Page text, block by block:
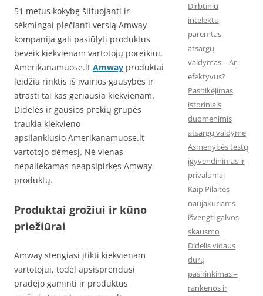
51 metus kokybę šlifuojanti ir
sėkmingai plečianti verslą Amway
kompanija gali pasiūlyti produktus
beveik kiekvienam vartotojų poreikiui.
Amerikanamuose.lt Amway produktai
leidžia rinktis iš įvairios gausybės ir
atrasti tai kas geriausia kiekvienam.
Didelės ir gausios prekių grupės
traukia kiekvieno
apsilankiusio Amerikanamuose.lt
vartotojo dėmesį. Nė vienas
nepaliekamas neapsipirkęs Amway
produktų.
Produktai grožiui ir kūno
priežiūrai
Amway stengiasi įtikti kiekvienam
vartotojui, todėl apsisprendusi
pradėjo gaminti ir produktus
Dirbtiniu
intelektu
paremtas
atsargų
valdymas – Ar
efektyvus?
Pasitikėjimas
istoriniais
duomenimis
atsargų valdyme
Asmenybės testų
įgyvendinimas ir
privalumai
Kaip Pilaitės
naujakuriams
išvengti galvos
skausmo
Didelis vidaus
durų
pasirinkimas –
rankenos ir